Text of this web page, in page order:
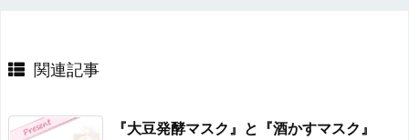
関連記事
『大豆発酵マスク』と『酒かすマスク』